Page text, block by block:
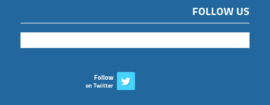
FOLLOW US
Follow
on Twitter